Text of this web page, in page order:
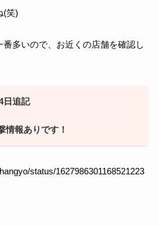
(笑)
多いので、お近くの店舗を確認し
日追記
情報ありです！
status/1627986301168521223